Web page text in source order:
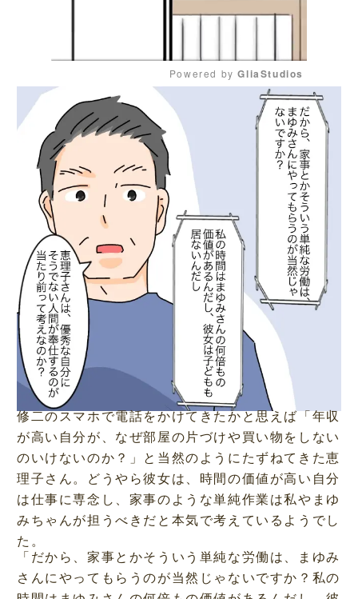
u
Powered by GliaStudios
修二のスマホで電話をかけてきたかと思えば「年収
が高い自分が、なぜ部屋の片づけや買い物をしない
のいけないのか？」と当然のようにたずねてきた恵
理子さん。どうやら彼女は、時間の価値が高い自分
は仕事に専念し、家事のような単純作業は私やまゆ
みちゃんが担うべきだと本気で考えているようでし
た。
「だから、家事とかそういう単純な労働は、まゆみ
さんにやってもらうのが当然じゃないですか？私の